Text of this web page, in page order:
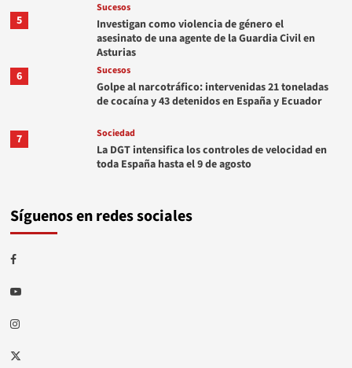
5
Sucesos
Investigan como violencia de género el
asesinato de una agente de la Guardia Civil en
Asturias
6
Sucesos
Golpe al narcotráfico: intervenidas 21 toneladas
de cocaína y 43 detenidos en España y Ecuador
7 Sociedad
La DGT intensifica los controles de velocidad en
toda España hasta el 9 de agosto
Síguenos en redes sociales
Facebook
Youtube
Instagram
Twitter